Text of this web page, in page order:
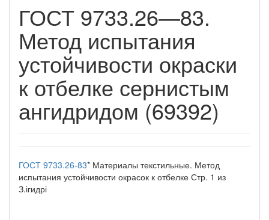
ГОСТ 9733.26—83.
Метод испытания
устойчивости окраски
к отбелке сернистым
ангидридом (69392)
ГОСТ 9733.26-83* Материалы текстильные. Метод
испытания устойчивости окрасок к отбелке Стр. 1 из
З.ігидрі